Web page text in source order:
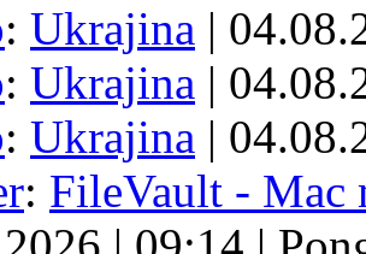
: Ukrajina |
: Ukrajina |
: Ukrajina |
: FileVault - Mac